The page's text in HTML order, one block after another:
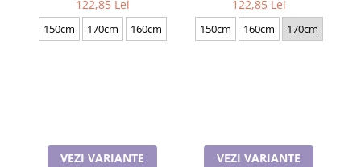
Cadouri pentru Doctori
Cadouri pentru Sfânta Maria
4.N_1379
122,85 Lei
150cm 170cm 160cm
VEZI VARIANTE
4.M_1123
122,85 Lei
150cm 160cm 170cm
VEZI VARIANTE